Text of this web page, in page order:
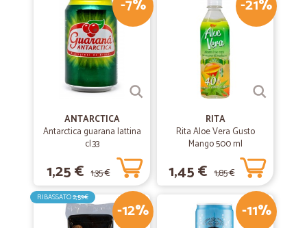
-7%
ANTARCTICA
Antarctica guarana lattina
cl.33
1,25 € 1,35 €
-21%
RITA
Rita Aloe Vera Gusto
Mango 500 ml
1,45 € 1,85 €
-12%
RIBASSATO2,59€
-11%